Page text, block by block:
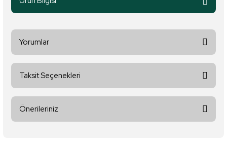
Yorumlar
Taksit Seçenekleri
Önerileriniz